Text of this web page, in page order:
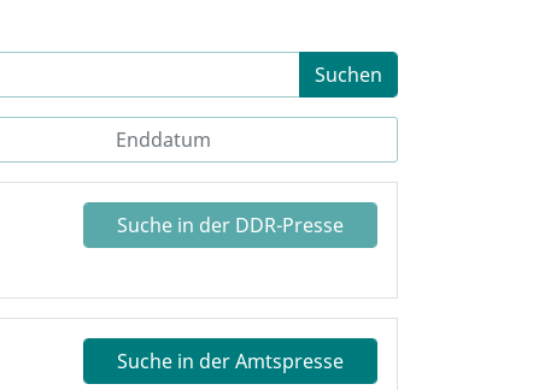
Suchen
Suche in der DDR-Presse
Suche in der Amtspresse